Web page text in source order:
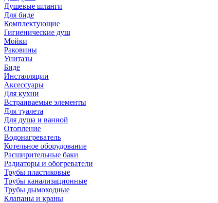
Душевые шланги
Для биде
Комплектующие
Гигиенические душ
Мойки
Раковины
Унитазы
Биде
Инсталляции
Аксессуары
Для кухни
Встраиваемые элементы
Для туалета
Для душа и ванной
Отопление
Водонагреватель
Котельное оборудование
Расширительные баки
Радиаторы и обогреватели
Трубы пластиковые
Трубы канализационные
Трубы дымоходные
Клапаны и краны